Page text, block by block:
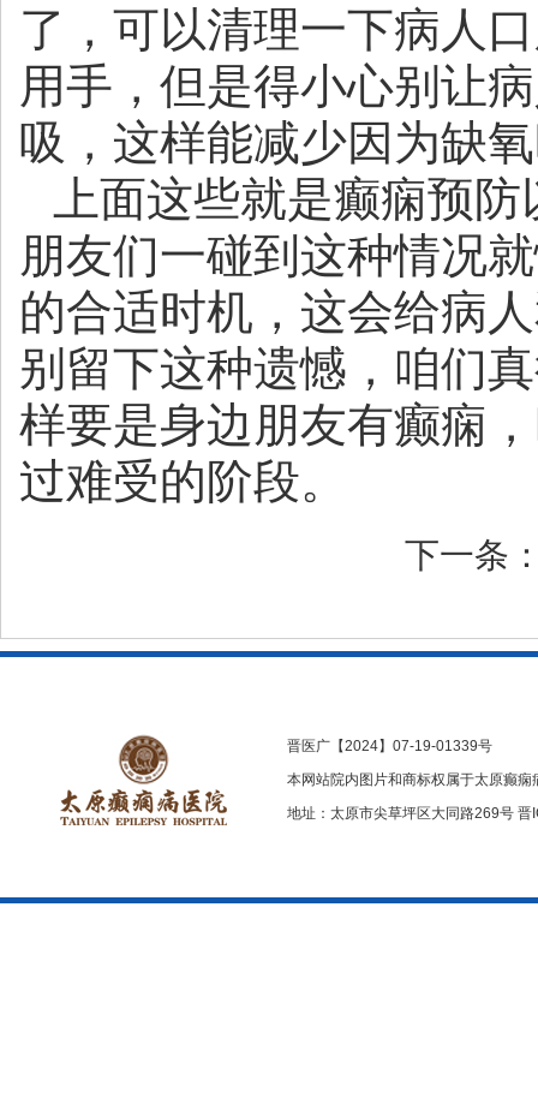
了，可以清理一下病人
用手，但是得小心别让
吸，这样能减少因为缺
上面这些就是癫痫预
朋友们一碰到这种情况
的合适时机，这会给病
别留下这种遗憾，咱们
样要是身边朋友有癫痫
过难受的阶段。
下一条
晋医广【2024】07-19-01339号
本网站院内图片和商标权属于太原癫
地址：太原市尖草坪区大同路269号 晋